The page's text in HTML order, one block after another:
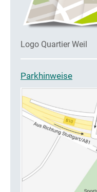
Logo Quartier Weil
Parkhinweise